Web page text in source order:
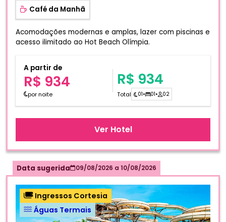
Café da Manhã
Acomodações modernas e amplas, lazer com piscinas e
acesso ilimitado ao Hot Beach Olímpia.
A partir de
R$ 934
por noite
R$ 934
Total 01• 01• 02
Ver Hotel
Data sugerida 09/08/2026 a 10/08/2026
Ingressos Cortesia
Águas Termais